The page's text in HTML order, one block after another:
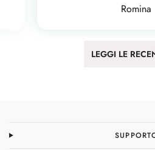
Romina
LEGGI LE